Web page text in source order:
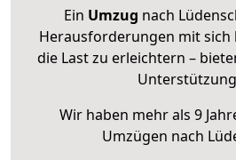
Ein Umzug nach
Herausforderungen mit sich
die Last zu erleichtern –
Wir haben mehr als 9
Umzügen nach